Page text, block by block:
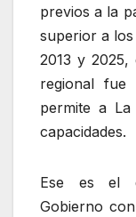
previos a la
superior a
2013 y 2025,
regional
permite a La
capacidades.
Ese es el
Gobierno